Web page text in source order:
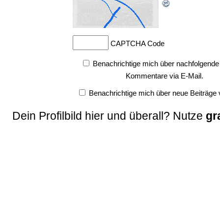
CAPTCHA Code
Benachrichtige mich über nachfolgende
Kommentare via E-Mail.
Benachrichtige mich über neue Beiträge
Dein Profilbild hier und überall? Nutze